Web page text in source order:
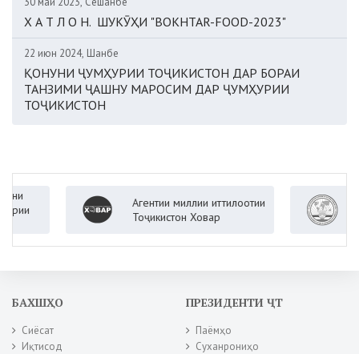
Х А Т Л О Н. ШУКӮҲИ "BOKHTAR-FOOD-2023"
22 июн 2024, Шанбе
ҚОНУНИ ҶУМҲУРИИ ТОҶИКИСТОН ДАР БОРАИ
ТАНЗИМИ ҶАШНУ МАРОСИМ ДАР ҶУМҲУРИИ
ТОҶИКИСТОН
Агентии миллии иттилоотии
Тоҷикистон Ховар
БАХШҲО
Сиёсат
Иқтисод
ПРЕЗИДЕНТИ ҶТ
Паёмҳо
Суханрониҳо